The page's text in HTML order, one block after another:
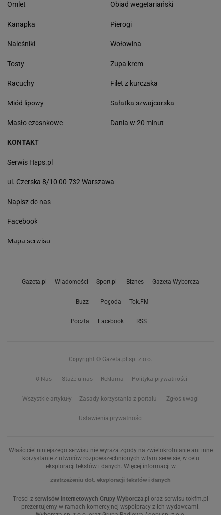
Omlet
Kanapka
Naleśniki
Tosty
Racuchy
Miód lipowy
Masło czosnkowe
Obiad wegetariański
Pierogi
Wołowina
Zupa krem
Filet z kurczaka
Sałatka szwajcarska
Dania w 20 minut
KONTAKT
Serwis Haps.pl
ul. Czerska 8/10 00-732 Warszawa
Napisz do nas
Facebook
Mapa serwisu
Gazeta.pl Wiadomości Sport.pl Biznes Gazeta Wyborcza
Buzz Pogoda Tok.FM
Poczta Facebook RSS
Copyright © Gazeta.pl sp. z o.o.
O Nas Staże u nas Reklama Polityka prywatności
Wszystkie artykuły Zasady korzystania z portalu Zgłoś uwagi
Ustawienia prywatności
Właściciel niniejszego serwisu nie wyraża zgody na zwielokrotnianie ani inne
korzystanie z utworów rozpowszechnionych w tym serwisie, w celu
eksploracji tekstów i danych. Więcej informacji w
zastrzeżeniu dot. eksploracji tekstów i danych
Treści z serwisów internetowych Grupy Wyborcza.pl oraz serwisu tokfm.pl
prezentujemy w ramach komercyjnej współpracy z ich wydawcami: